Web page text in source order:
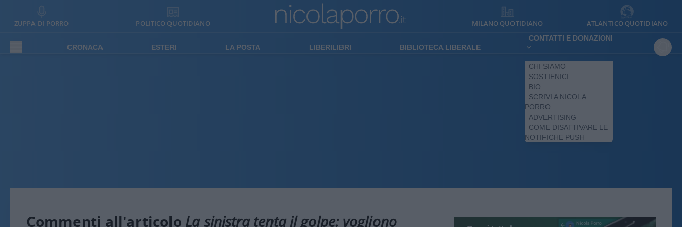
ZUPPA DI PORRO POLITICO QUOTIDIANO MILANO QUOTIDIANO ATLANTICO QUOTIDIANO
CRONACA ESTERI LA POSTA LIBERILIBRI BIBLIOTECA LIBERALE
CONTATTI E DONAZIONI
CHI SIAMO
SOSTIENICI
BIO
SCRIVI A NICOLA
PORRO
ADVERTISING
COME DISATTIVARE LE
NOTIFICHE PUSH
Commenti all'articolo La sinistra tenta il golpe: vogliono